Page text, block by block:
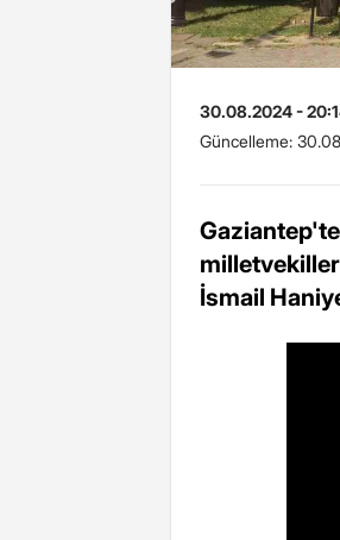
30.08.2024 -
Güncelleme:
İsmail